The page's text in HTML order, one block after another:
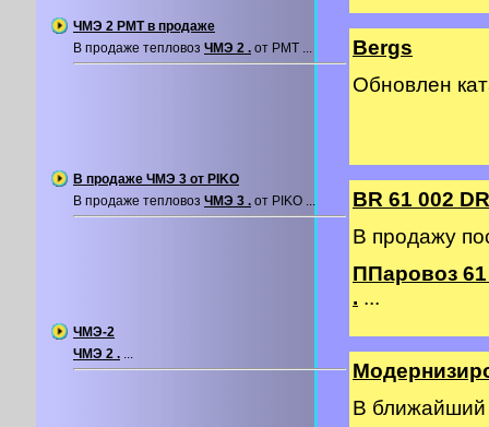
ЧМЭ 2 PMT в продаже
В продаже тепловоз ЧМЭ 2 . от PMT ...
В продаже ЧМЭ 3 от PIKO
В продаже тепловоз ЧМЭ 3 . от PIKO ...
ЧМЭ-2
ЧМЭ 2 . ...
Bergs
Обновлен
BR 61 002
В продажу
ППаровоз
. ...
В ближайший